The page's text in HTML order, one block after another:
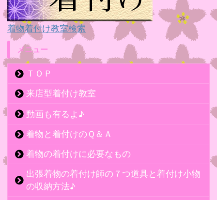
着物着付け教室検索
メニュー
ＴＯＰ
来店型着付け教室
動画も有るよ♪
着物と着付けのＱ＆Ａ
着物の着付けに必要なもの
出張着物の着付け師の７つ道具と着付け小物
の収納方法♪